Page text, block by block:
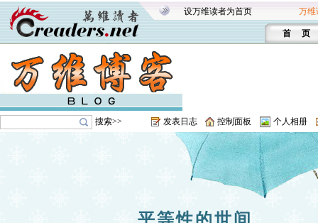
设万维读者为首页 万维
首 页
搜索>> 发表日志 控制面板 个人相册